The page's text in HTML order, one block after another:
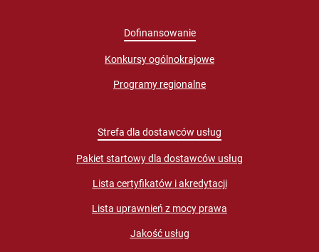
Dofinansowanie
Konkursy ogólnokrajowe
Programy regionalne
Strefa dla dostawców usług
Pakiet startowy dla dostawców usług
Lista certyfikatów i akredytacji
Lista uprawnień z mocy prawa
Jakość usług